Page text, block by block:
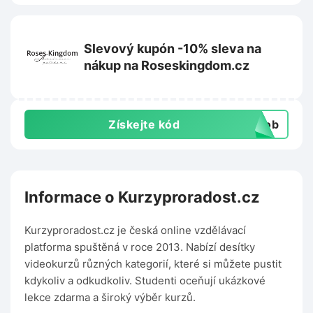
Slevový kupón -10% sleva na
nákup na Roseskingdom.cz
Získejte kód csob
Informace o Kurzyproradost.cz
Kurzyproradost.cz je česká online vzdělávací
platforma spuštěná v roce 2013. Nabízí desítky
videokurzů různých kategorií, které si můžete pustit
kdykoliv a odkudkoliv. Studenti oceňují ukázkové
lekce zdarma a široký výběr kurzů.